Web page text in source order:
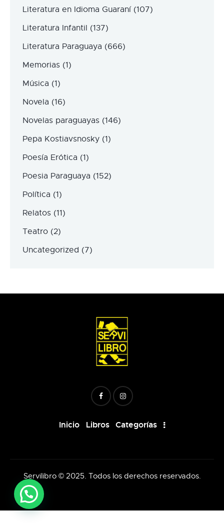
Literatura en Idioma Guaraní (107)
Literatura Infantil (137)
Literatura Paraguaya (666)
Memorias (1)
Música (1)
Novela (16)
Novelas paraguayas (146)
Pepa Kostiavsnosky (1)
Poesía Erótica (1)
Poesia Paraguaya (152)
Política (1)
Relatos (11)
Teatro (2)
Uncategorized (7)
Inicio Libros Categorías
Servilibro © 2025. Todos los derechos reservados.